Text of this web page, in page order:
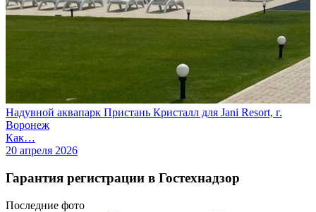
Надувной аквапарк Пристань Кристалл для Jani Resort, г.
Воронеж
Как…
20 апреля 2026
Гарантия регистрации в Гостехнадзор
Последние фото